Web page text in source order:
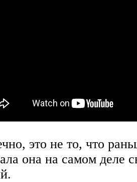
это не то, что
она на самом деле